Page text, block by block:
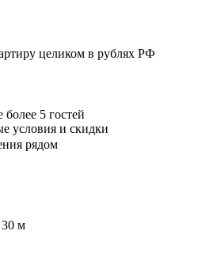
целиком в рублях РФ
5 гостей
условия и скидки
рядом
30 м